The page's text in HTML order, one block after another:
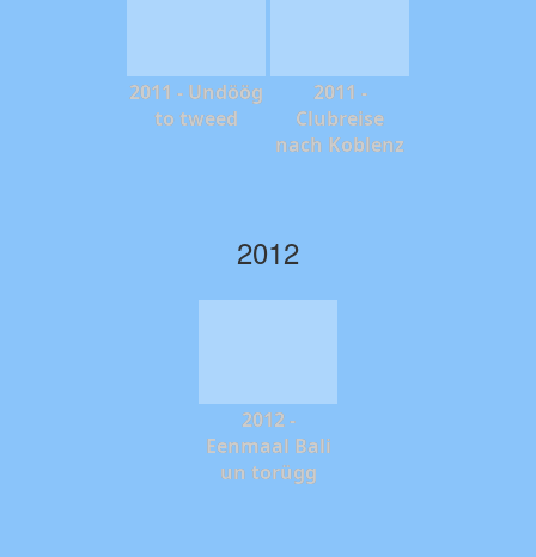
2011 - Undöög
to tweed
2011 -
Clubreise
nach Koblenz
2012
2012 -
Eenmaal Bali
un torügg